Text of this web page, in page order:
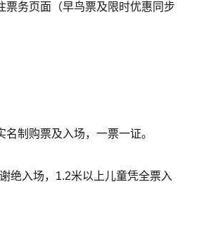
票务页面（早鸟票及限时优惠同步
名制购票及入场，一票一证。
绝入场，1.2米以上儿童凭全票入